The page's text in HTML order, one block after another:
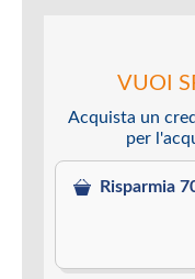
VUOI
Acquista un
per
Risparmia